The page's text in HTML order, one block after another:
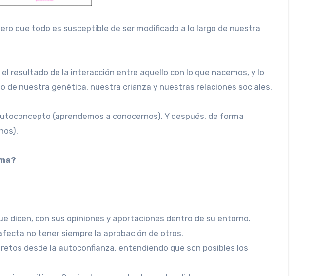
que todo es susceptible de ser modificado a lo largo de nuestra
resultado de la interacción entre aquello con lo que nacemos, y lo
de nuestra genética, nuestra crianza y nuestras relaciones sociales.
(aprendemos a conocernos). Y después, de forma
dicen, con sus opiniones y aportaciones dentro de su entorno.
no tener siempre la aprobación de otros.
desde la autoconfianza, entendiendo que son posibles los